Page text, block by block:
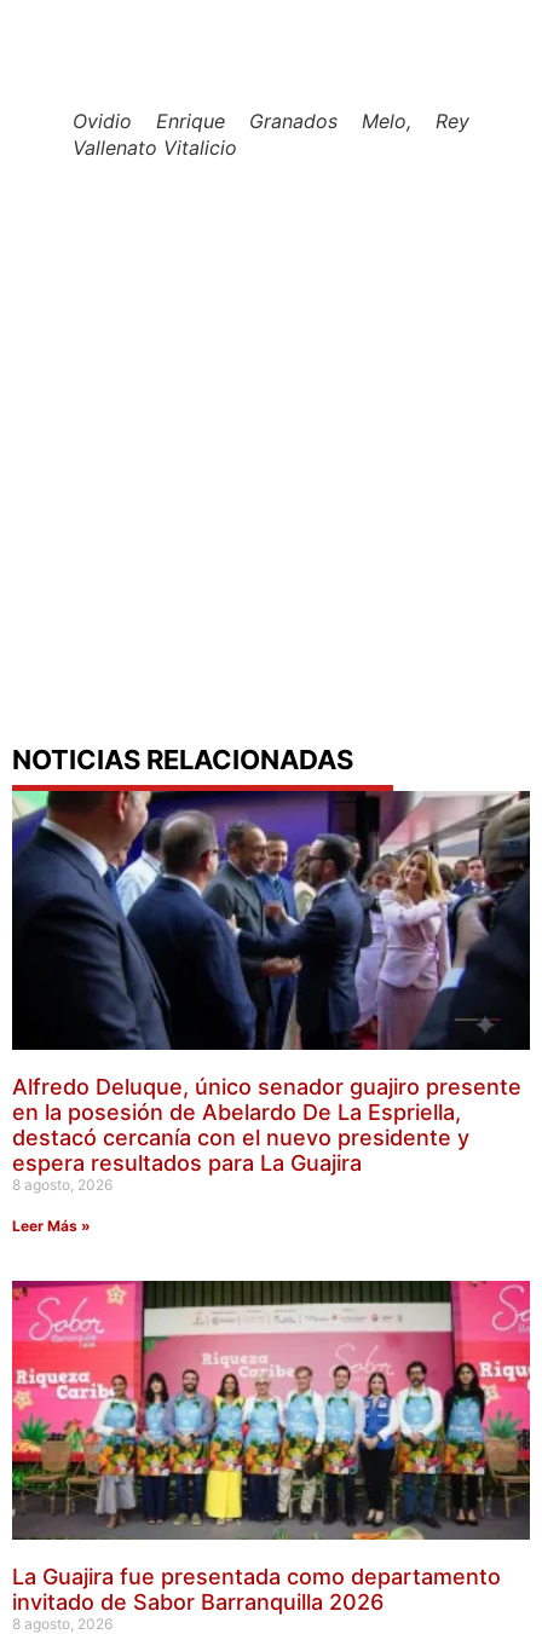
Ovidio Enrique Granados Melo, Rey
Vallenato Vitalicio
NOTICIAS RELACIONADAS
Alfredo Deluque, único senador guajiro presente
en la posesión de Abelardo De La Espriella,
destacó cercanía con el nuevo presidente y
espera resultados para La Guajira
8 agosto, 2026
Leer Más »
La Guajira fue presentada como departamento
invitado de Sabor Barranquilla 2026
8 agosto, 2026